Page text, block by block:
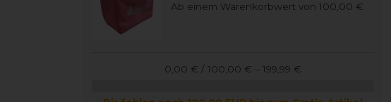
Ab einem Warenkorbwert von 100,00 €
0,00 € / 100,00 € – 199,99 €